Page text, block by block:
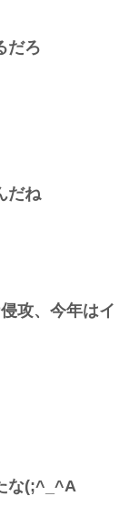
だろ
だね
攻、今年はイ
な(;^_^A